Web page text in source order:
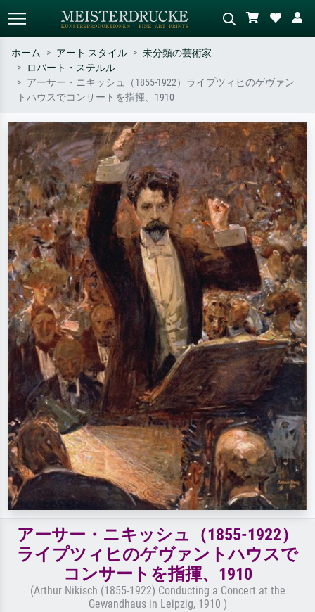
標準検索 AI画像検索
作家名・作品名・スタイルで検索
斎の波、ヌード。
シーンを説明してください – 例：
油絵、木のそばの立ち姿のヌー
ド。
ホーム アート スタイル
未分類の芸術家
ロバート・ステルル
アーサー・ニキッシュ（1855-1922）ライプツィヒのゲヴァン
トハウスでコンサートを指揮、1910
アーサー・ニキッシュ（1855-1922）
ライプツィヒのゲヴァントハウスで
コンサートを指揮、1910
(Arthur Nikisch (1855-1922) Conducting a Concert at the
Gewandhaus in Leipzig, 1910 )